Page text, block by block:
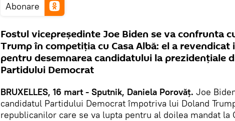
Abonare
Fostul vicepreşedinte Joe Biden se va confrunta
Trump în competiția cu Casa Albă: el a
pentru desemnarea candidatului la prezidențiale
Partidului Democrat
BRUXELLES, 16 mart - Sputnik, Daniela Porovăț. Joe
candidatul Partidului Democrat împotriva lui Doland
republicanilor care se va lupta pentru al doilea mandat la